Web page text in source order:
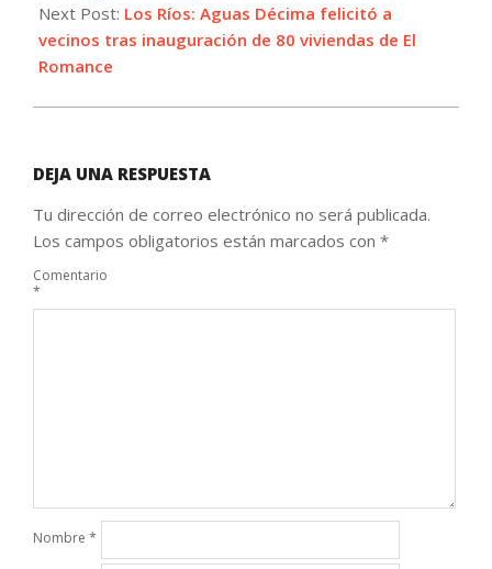
Next Post: Los Ríos: Aguas Décima felicitó a
vecinos tras inauguración de 80 viviendas de El
Romance
DEJA UNA RESPUESTA
Tu dirección de correo electrónico no será publicada.
Los campos obligatorios están marcados con *
Comentario
*
Nombre *